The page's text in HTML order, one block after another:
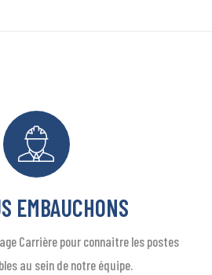
EMBAUCHONS
Carrière pour connaitre les postes
au sein de notre équipe.